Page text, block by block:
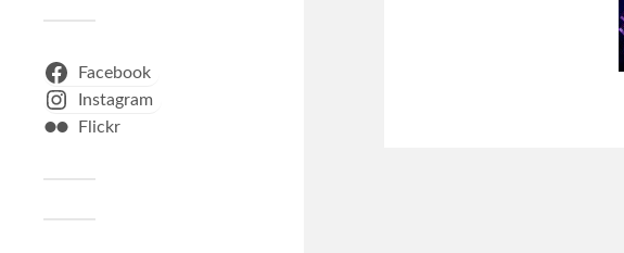
Facebook
Instagram
Flickr